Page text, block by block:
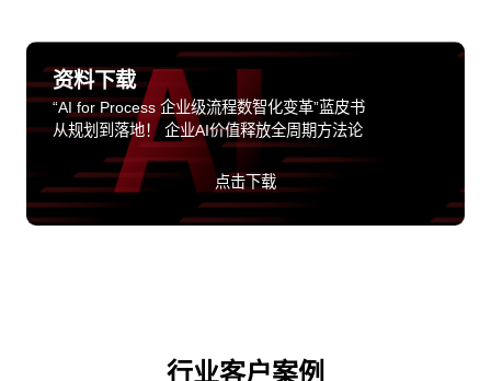
资料下载
“AI for Process 企业级流程数智化变革”蓝皮书
从规划到落地！ 企业AI价值释放全周期方法论
点击下载
行业客户案例